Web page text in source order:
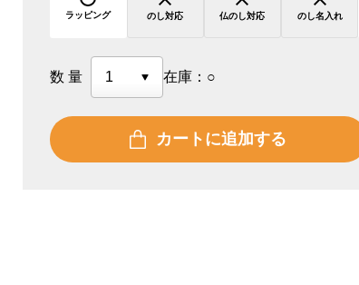
ラッピング のし対応 仏のし対応 のし名入れ
数量 在庫： ○
カートに追加する